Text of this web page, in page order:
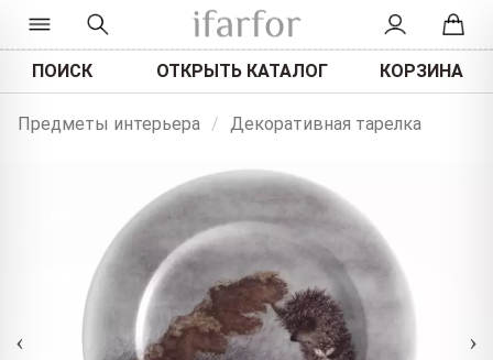
ПОИСК ОТКРЫТЬ КАТАЛОГ КОРЗИНА
Предметы интерьера / Декоративная тарелка
‹ ›